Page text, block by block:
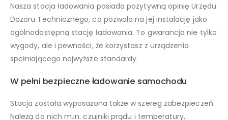
Nasza stacja ładowania posiada pozytywną opinię Urzędu
Dozoru Technicznego, co pozwala na jej instalację jako
ogólnodostępną stację ładowania. To gwarancja nie tylko
wygody, ale i pewności, że korzystasz z urządzenia
spełniającego najwyższe standardy.
W pełni bezpieczne ładowanie samochodu
Stacja została wyposażona także w szereg zabezpieczeń.
Należą do nich m.in. czujniki prądu i temperatury,